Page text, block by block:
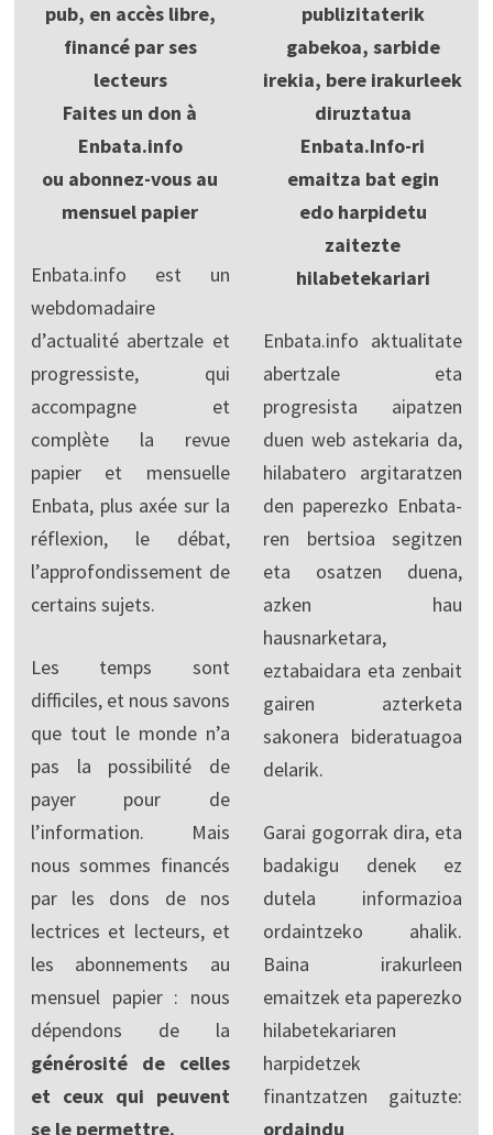
pub, en accès libre,
financé par ses
lecteurs
Faites un don à
Enbata.info
ou abonnez-vous au
mensuel papier
Enbata.info est un
webdomadaire
d’actualité abertzale et
progressiste, qui
accompagne et
complète la revue
papier et mensuelle
Enbata, plus axée sur la
réflexion, le débat,
l’approfondissement de
certains sujets.
Les temps sont
difficiles, et nous savons
que tout le monde n’a
pas la possibilité de
payer pour de
l’information. Mais
nous sommes financés
par les dons de nos
lectrices et lecteurs, et
les abonnements au
mensuel papier : nous
dépendons de la
générosité de celles
et ceux qui peuvent
se le permettre.
publizitaterik
gabekoa, sarbide
irekia, bere irakurleek
diruztatua
Enbata.Info-ri
emaitza bat egin
edo harpidetu
zaitezte
hilabetekariari
Enbata.info aktualitate
abertzale eta
progresista aipatzen
duen web astekaria da,
hilabatero argitaratzen
den paperezko Enbata-
ren bertsioa segitzen
eta osatzen duena,
azken hau
hausnarketara,
eztabaidara eta zenbait
gairen azterketa
sakonera bideratuagoa
delarik.
Garai gogorrak dira, eta
badakigu denek ez
dutela informazioa
ordaintzeko ahalik.
Baina irakurleen
emaitzek eta paperezko
hilabetekariaren
harpidetzek
finantzatzen gaituzte:
ordaindu